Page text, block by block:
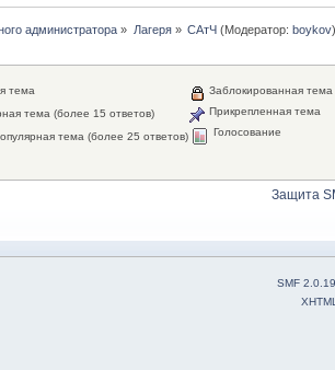
администратора » Лагеря» САтЧ(Модератор: boykov)
тема
тема (более 15 ответов)
тема (более 25 ответов)
Заблокированная тема
Прикрепленная тема
Голосование
Защита
SMF 2.0.19